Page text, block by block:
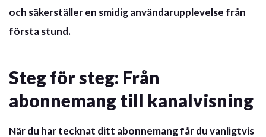
och säkerställer en smidig användarupplevelse från
första stund.
Steg för steg: Från
abonnemang till kanalvisning
När du har tecknat ditt abonnemang får du vanligtvis